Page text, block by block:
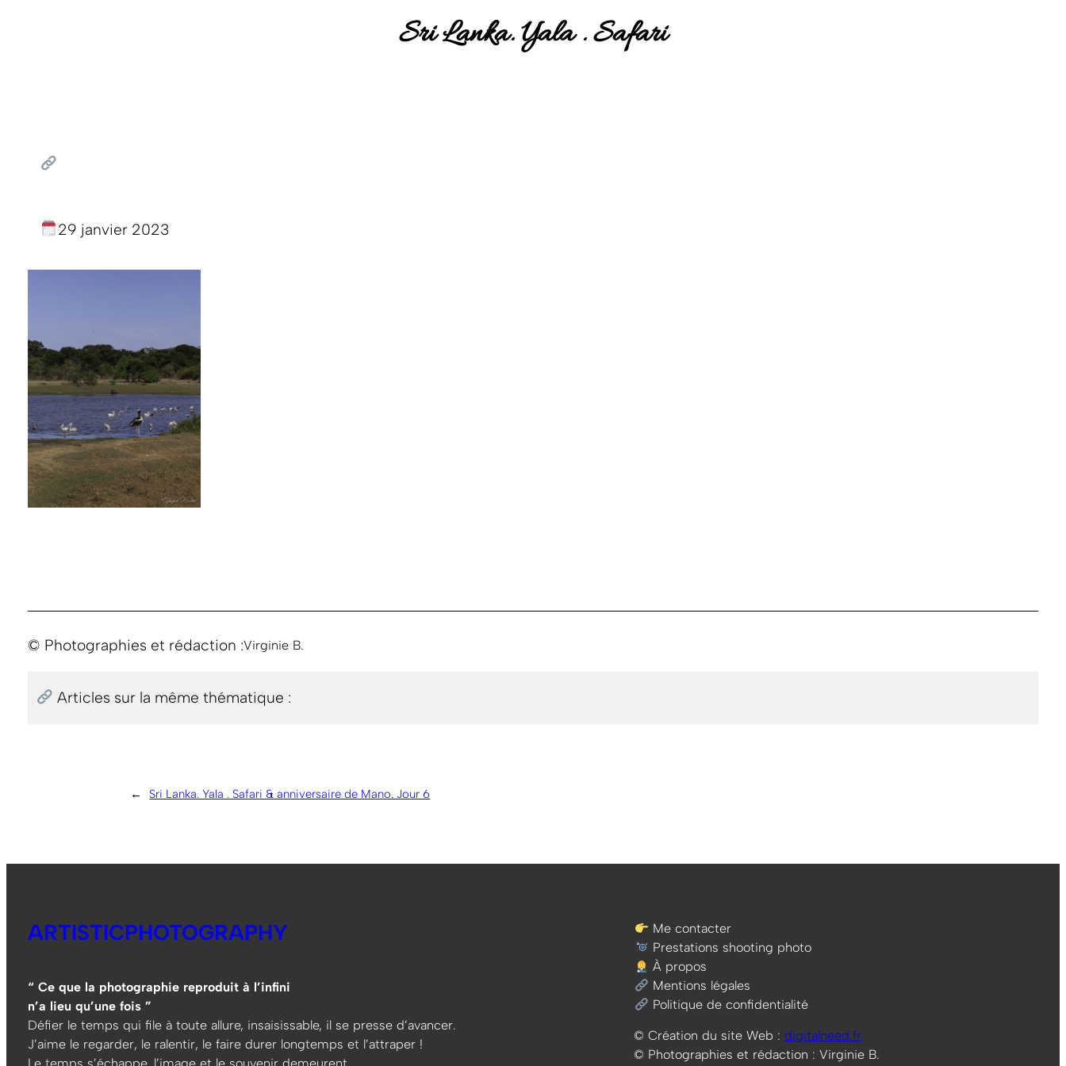
Sri Lanka. Yala . Safari
29 janvier 2023
© Photographies et rédaction :Virginie B.
Articles sur la même thématique :
← Sri Lanka. Yala . Safari & anniversaire de Mano. Jour 6
ARTISTICPHOTOGRAPHY
“ Ce que la photographie reproduit à l’infini
n’a lieu qu’une fois ”
Défier le temps qui file à toute allure, insaisissable, il se presse d’avancer.
J’aime le regarder, le ralentir, le faire durer longtemps et l’attraper !
Me contacter
Prestations shooting photo
À propos
Mentions légales
Politique de confidentialité
© Création du site Web : digitalneed.fr
© Photographies et rédaction : Virginie B.